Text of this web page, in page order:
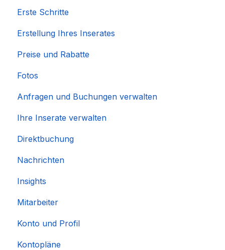
Erste Schritte
Erstellung Ihres Inserates
Preise und Rabatte
Fotos
Anfragen und Buchungen verwalten
Ihre Inserate verwalten
Direktbuchung
Nachrichten
Insights
Mitarbeiter
Konto und Profil
Kontopläne